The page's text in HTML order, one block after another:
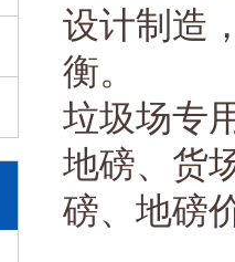
设计制造
衡。
垃圾场专
地磅、货
磅、地磅